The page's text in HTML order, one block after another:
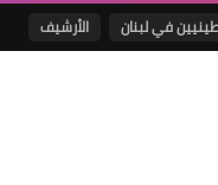
في لبنان الأرشيف